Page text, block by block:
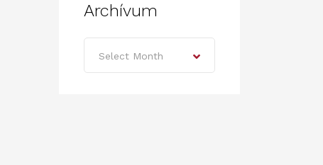
Archívum
Archívum
Select Month